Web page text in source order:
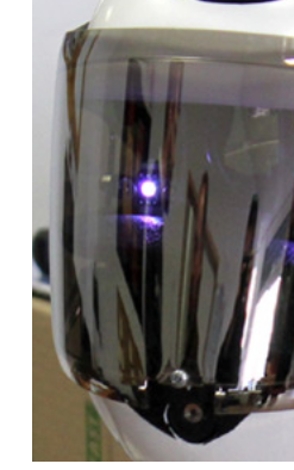
Découverte
pédagogique
enfants à la